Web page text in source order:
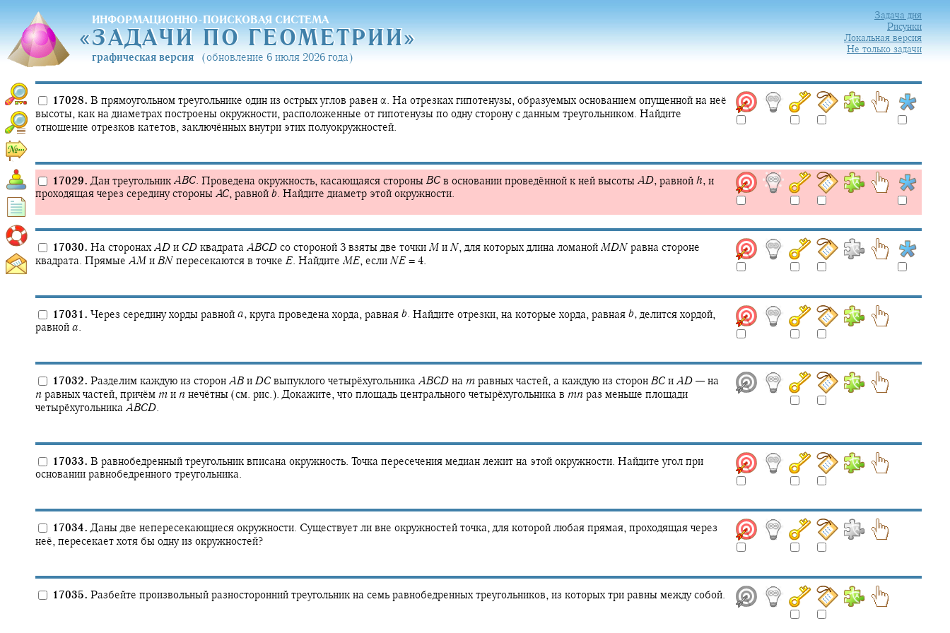
ИНФОРМАЦИОННО-ПОИСКОВАЯ СИСТЕМА
«ЗАДАЧИ ПО ГЕОМЕТРИИ»
«ЗАДАЧИ ПО ГЕОМЕТРИИ»
графическая версия (обновление 6 июля 2026 года)
Задача дня
Рисунки
Локальная версия
Не только задачи
17028. В прямоугольном треугольнике один из острых углов равен α. На отрезках гипотенузы, образуемых основанием опущенной на неё
высоты, как на диаметрах построены окружности, расположенные от гипотенузы по одну сторону с данным треугольником. Найдите
отношение отрезков катетов, заключённых внутри этих полуокружностей.
17029. Дан треугольник ABC. Проведена окружность, касающаяся стороны BC в основании проведённой к ней высоты AD, равной h, и
проходящая через середину стороны AC, равной b. Найдите диаметр этой окружности.
17030. На сторонах AD и CD квадрата ABCD со стороной 3 взяты две точки M и N,для которых длина ломаной MDN равна стороне
квадрата. Прямые AM и BN пересекаются в точке E. Найдите ME, если NE = 4.
17031. Через середину хорды равной a, круга проведена хорда, равная b. Найдите отрезки, на которые хорда, равная b, делится хордой,
равной a.
17032. Разделим каждую из сторон AB и DC выпуклого четырёхугольника ABCD на m равных частей, а каждую из сторон BC и AD — на
n равных частей, причём m и n нечётны (см. рис.). Докажите, что площадь центрального четырёхугольника в mn раз меньше площади
четырёхугольника ABCD.
17033. В равнобедренный треугольник вписана окружность. Точка пересечения медиан лежит на этой окружности. Найдите угол при
основании равнобедренного треугольника.
17034. Даны две непересекающиеся окружности. Существует ли вне окружностей точка, для которой любая прямая, проходящая через
неё, пересекает хотя бы одну из окружностей?
17035. Разбейте произвольный разносторонний треугольник на семь равнобедренных треугольников, из которых три равны между собой.